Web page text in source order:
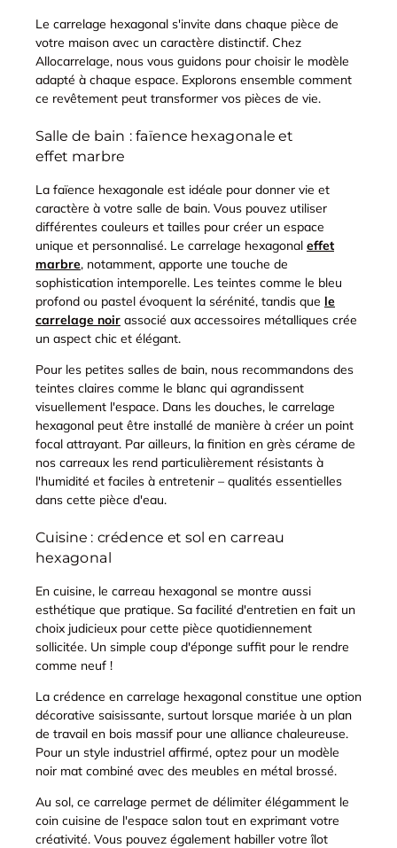
Le carrelage hexagonal s'invite dans chaque pièce de
votre maison avec un caractère distinctif. Chez
Allocarrelage, nous vous guidons pour choisir le modèle
adapté à chaque espace. Explorons ensemble comment
ce revêtement peut transformer vos pièces de vie.
Salle de bain : faïence hexagonale et
effet marbre
La faïence hexagonale est idéale pour donner vie et
caractère à votre salle de bain. Vous pouvez utiliser
différentes couleurs et tailles pour créer un espace
unique et personnalisé. Le carrelage hexagonal effet
marbre, notamment, apporte une touche de
sophistication intemporelle. Les teintes comme le bleu
profond ou pastel évoquent la sérénité, tandis que le
carrelage noir associé aux accessoires métalliques crée
un aspect chic et élégant.
Pour les petites salles de bain, nous recommandons des
teintes claires comme le blanc qui agrandissent
visuellement l'espace. Dans les douches, le carrelage
hexagonal peut être installé de manière à créer un point
focal attrayant. Par ailleurs, la finition en grès cérame de
nos carreaux les rend particulièrement résistants à
l'humidité et faciles à entretenir – qualités essentielles
dans cette pièce d'eau.
Cuisine : crédence et sol en carreau
hexagonal
En cuisine, le carreau hexagonal se montre aussi
esthétique que pratique. Sa facilité d'entretien en fait un
choix judicieux pour cette pièce quotidiennement
sollicitée. Un simple coup d'éponge suffit pour le rendre
comme neuf !
La crédence en carrelage hexagonal constitue une option
décorative saisissante, surtout lorsque mariée à un plan
de travail en bois massif pour une alliance chaleureuse.
Pour un style industriel affirmé, optez pour un modèle
noir mat combiné avec des meubles en métal brossé.
Au sol, ce carrelage permet de délimiter élégamment le
coin cuisine de l'espace salon tout en exprimant votre
créativité. Vous pouvez également habiller votre îlot